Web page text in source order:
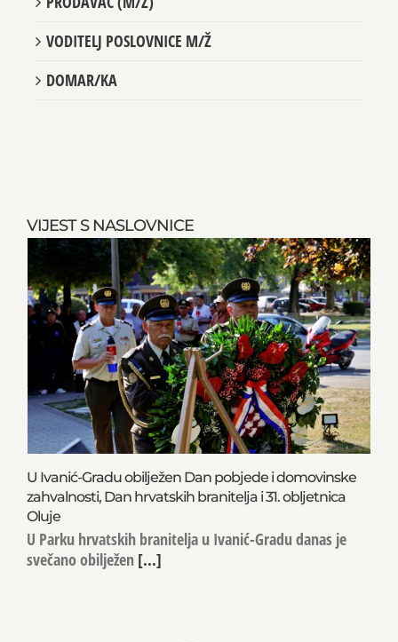
VIJEST S NASLOVNICE
U Ivanić-Gradu obilježen Dan pobjede i domovinske
zahvalnosti, Dan hrvatskih branitelja i 31. obljetnica
Oluje
U Parku hrvatskih branitelja u Ivanić-Gradu danas je
svečano obilježen [...]
VODITELJ POSLOVNICE M/Ž
DOMAR/KA